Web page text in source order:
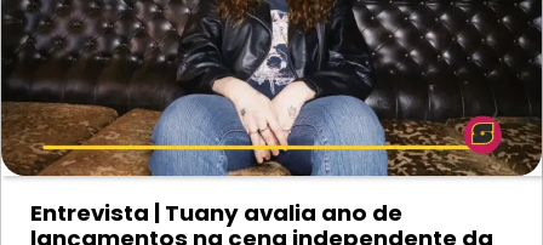
Entrevista | Tuany avalia ano de
lançamentos na cena independente da